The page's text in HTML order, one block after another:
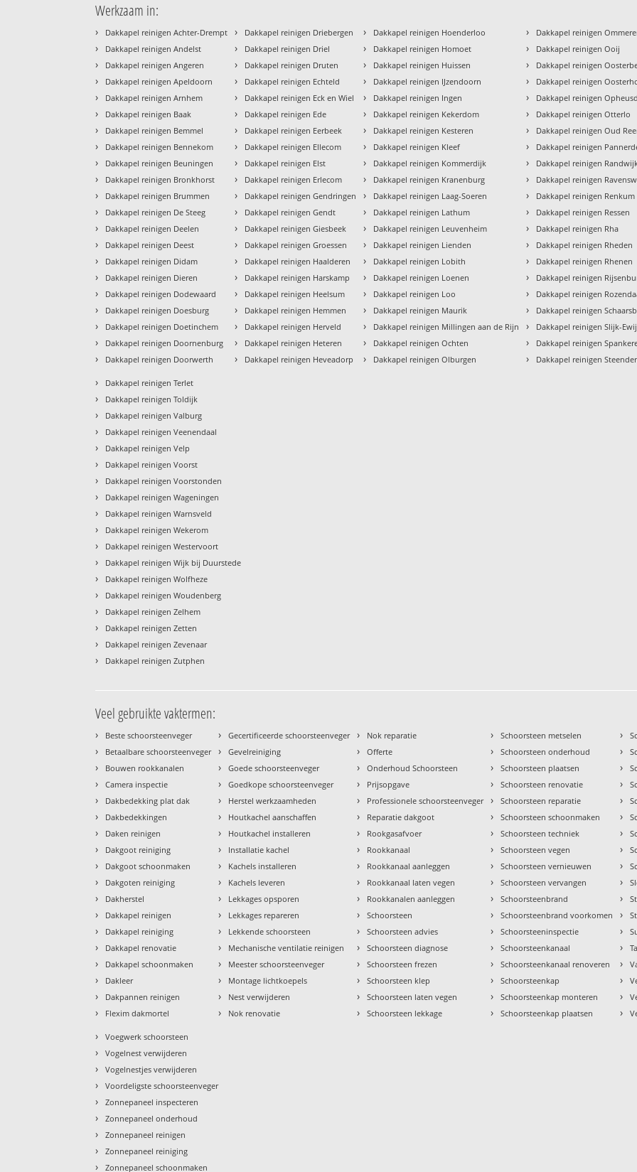
Werkzaam in:
› Dakkapel reinigen Achter-Drempt
› Dakkapel reinigen Andelst
› Dakkapel reinigen Angeren
› Dakkapel reinigen Apeldoorn
› Dakkapel reinigen Arnhem
› Dakkapel reinigen Baak
› Dakkapel reinigen Bemmel
› Dakkapel reinigen Bennekom
› Dakkapel reinigen Beuningen
› Dakkapel reinigen Bronkhorst
› Dakkapel reinigen Brummen
› Dakkapel reinigen De Steeg
› Dakkapel reinigen Deelen
› Dakkapel reinigen Deest
› Dakkapel reinigen Didam
› Dakkapel reinigen Dieren
› Dakkapel reinigen Dodewaard
› Dakkapel reinigen Doesburg
› Dakkapel reinigen Doetinchem
› Dakkapel reinigen Doornenburg
› Dakkapel reinigen Doorwerth
› Dakkapel reinigen Driebergen
› Dakkapel reinigen Driel
› Dakkapel reinigen Druten
› Dakkapel reinigen Echteld
› Dakkapel reinigen Eck en Wiel
› Dakkapel reinigen Ede
› Dakkapel reinigen Eerbeek
› Dakkapel reinigen Ellecom
› Dakkapel reinigen Elst
› Dakkapel reinigen Erlecom
› Dakkapel reinigen Gendringen
› Dakkapel reinigen Gendt
› Dakkapel reinigen Giesbeek
› Dakkapel reinigen Groessen
› Dakkapel reinigen Haalderen
› Dakkapel reinigen Harskamp
› Dakkapel reinigen Heelsum
› Dakkapel reinigen Hemmen
› Dakkapel reinigen Herveld
› Dakkapel reinigen Heteren
› Dakkapel reinigen Heveadorp
› Dakkapel reinigen Hoenderloo
› Dakkapel reinigen Homoet
› Dakkapel reinigen Huissen
› Dakkapel reinigen IJzendoorn
› Dakkapel reinigen Ingen
› Dakkapel reinigen Kekerdom
› Dakkapel reinigen Kesteren
› Dakkapel reinigen Kleef
› Dakkapel reinigen Kommerdijk
› Dakkapel reinigen Kranenburg
› Dakkapel reinigen Laag-Soeren
› Dakkapel reinigen Lathum
› Dakkapel reinigen Leuvenheim
› Dakkapel reinigen Lienden
› Dakkapel reinigen Lobith
› Dakkapel reinigen Loenen
› Dakkapel reinigen Loo
› Dakkapel reinigen Maurik
› Dakkapel reinigen Millingen aan de Rijn
› Dakkapel reinigen Ochten
› Dakkapel reinigen Olburgen
› Dakkapel reinigen
› Dakkapel reinigen Ooij
› Dakkapel reinigen
› Dakkapel reinigen
› Dakkapel reinigen
› Dakkapel reinigen Otterlo
› Dakkapel reinigen Oud
› Dakkapel reinigen
› Dakkapel reinigen
› Dakkapel reinigen
› Dakkapel reinigen Renkum
› Dakkapel reinigen Ressen
› Dakkapel reinigen Rha
› Dakkapel reinigen Rheden
› Dakkapel reinigen Rhenen
› Dakkapel reinigen
› Dakkapel reinigen
› Dakkapel reinigen
› Dakkapel reinigen Slijk-
› Dakkapel reinigen
› Dakkapel reinigen
› Dakkapel reinigen Terlet
› Dakkapel reinigen Toldijk
› Dakkapel reinigen Valburg
› Dakkapel reinigen Veenendaal
› Dakkapel reinigen Velp
› Dakkapel reinigen Voorst
› Dakkapel reinigen Voorstonden
› Dakkapel reinigen Wageningen
› Dakkapel reinigen Warnsveld
› Dakkapel reinigen Wekerom
› Dakkapel reinigen Westervoort
› Dakkapel reinigen Wijk bij Duurstede
› Dakkapel reinigen Wolfheze
› Dakkapel reinigen Woudenberg
› Dakkapel reinigen Zelhem
› Dakkapel reinigen Zetten
› Dakkapel reinigen Zevenaar
› Dakkapel reinigen Zutphen
Veel gebruikte vaktermen:
› Beste schoorsteenveger
› Betaalbare schoorsteenveger
› Bouwen rookkanalen
› Camera inspectie
› Dakbedekking plat dak
› Dakbedekkingen
› Daken reinigen
› Dakgoot reiniging
› Dakgoot schoonmaken
› Dakgoten reiniging
› Dakherstel
› Dakkapel reinigen
› Dakkapel reiniging
› Dakkapel renovatie
› Dakkapel schoonmaken
› Dakleer
› Dakpannen reinigen
› Flexim dakmortel
› Gecertificeerde schoorsteenveger
› Gevelreiniging
› Goede schoorsteenveger
› Goedkope schoorsteenveger
› Herstel werkzaamheden
› Houtkachel aanschaffen
› Houtkachel installeren
› Installatie kachel
› Kachels installeren
› Kachels leveren
› Lekkages opsporen
› Lekkages repareren
› Lekkende schoorsteen
› Mechanische ventilatie reinigen
› Meester schoorsteenveger
› Montage lichtkoepels
› Nest verwijderen
› Nok renovatie
› Nok reparatie
› Offerte
› Onderhoud Schoorsteen
› Prijsopgave
› Professionele schoorsteenveger
› Reparatie dakgoot
› Rookgasafvoer
› Rookkanaal
› Rookkanaal aanleggen
› Rookkanaal laten vegen
› Rookkanalen aanleggen
› Schoorsteen
› Schoorsteen advies
› Schoorsteen diagnose
› Schoorsteen frezen
› Schoorsteen klep
› Schoorsteen laten vegen
› Schoorsteen lekkage
› Schoorsteen metselen
› Schoorsteen onderhoud
› Schoorsteen plaatsen
› Schoorsteen renovatie
› Schoorsteen reparatie
› Schoorsteen schoonmaken
› Schoorsteen techniek
› Schoorsteen vegen
› Schoorsteen vernieuwen
› Schoorsteen vervangen
› Schoorsteenbrand
› Schoorsteenbrand voorkomen
› Schoorsteeninspectie
› Schoorsteenkanaal
› Schoorsteenkanaal renoveren
› Schoorsteenkap
› Schoorsteenkap monteren
› Schoorsteenkap plaatsen
›
›
›
›
›
›
›
›
›
›
›
›
›
›
›
›
›
›
› Voegwerk schoorsteen
› Vogelnest verwijderen
› Vogelnestjes verwijderen
› Voordeligste schoorsteenveger
› Zonnepaneel inspecteren
› Zonnepaneel onderhoud
› Zonnepaneel reinigen
› Zonnepaneel reiniging
› Zonnepaneel schoonmaken